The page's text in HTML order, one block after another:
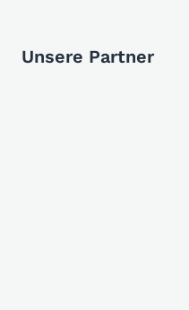
Unsere Partner